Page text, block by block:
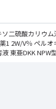
二硫酸カリウ
1 2W/V％ ペル
東亜DKK NPW